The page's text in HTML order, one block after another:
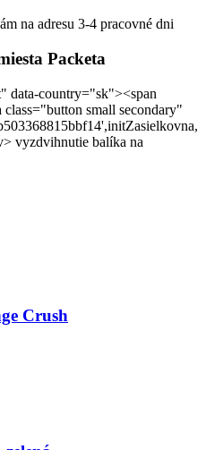
na adresu 3-4 pracovné dni
Packeta
data-country="sk"><span
small secondary"
vyzdvihnutie balíka na
Crush